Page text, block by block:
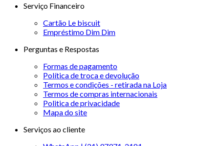
Serviço Financeiro
Cartão Le biscuit
Empréstimo Dim Dim
Perguntas e Respostas
Formas de pagamento
Política de troca e devolução
Termos e condições - retirada na Loja
Termos de compras internacionais
Politica de privacidade
Mapa do site
Serviços ao cliente